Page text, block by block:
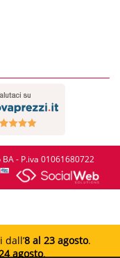
- P.iva 01061680722
dall’8 al 23 agosto.
agosto.